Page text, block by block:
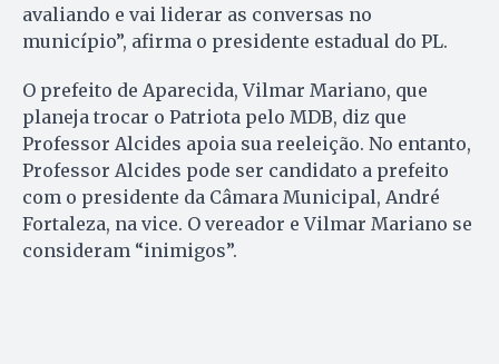
avaliando e vai liderar as conversas no
município”, afirma o presidente estadual do PL.
O prefeito de Aparecida, Vilmar Mariano, que
planeja trocar o Patriota pelo MDB, diz que
Professor Alcides apoia sua reeleição. No entanto,
Professor Alcides pode ser candidato a prefeito
com o presidente da Câmara Municipal, André
Fortaleza, na vice. O vereador e Vilmar Mariano se
consideram “inimigos”.